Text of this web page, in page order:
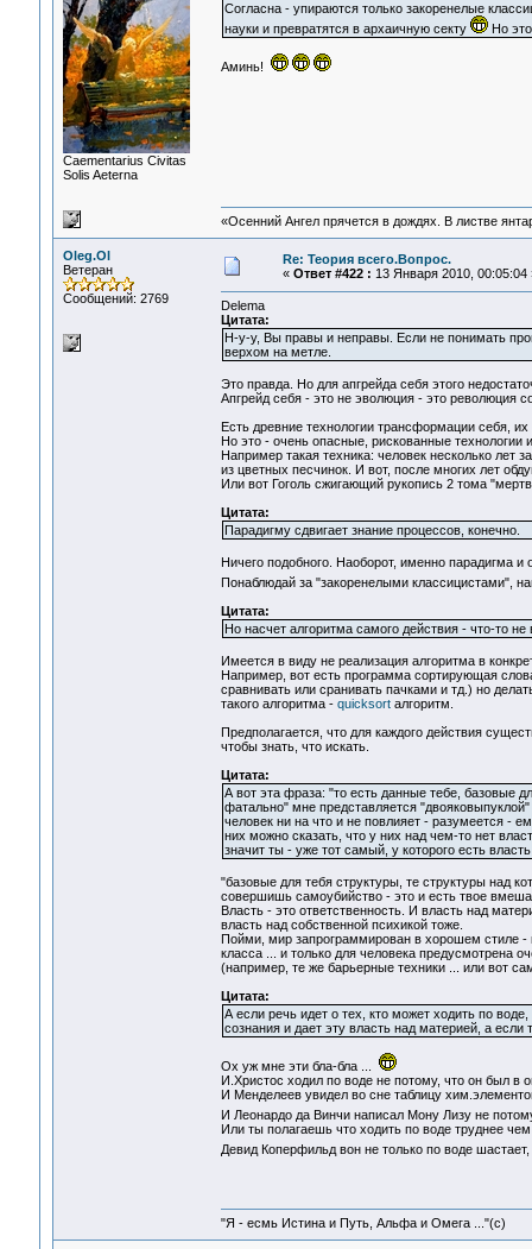
Сaementarius Civitas
Solis Aeterna
Согласна - упираются только закоренелые
науки и превратятся в архаичную секту
Но
Аминь!
«Осенний Ангел прячется в дождях. В листве
Oleg.Ol
Ветеран
Сообщений: 2769
Re: Теория всего.Вопрос.
« Ответ #422 : 13 Января 2010, 00:05:04
Delema
Цитата:
Н-у-у, Вы правы и неправы. Если не понимать
верхом на метле.
Это правда. Но для апгрейда себя этого
Апгрейд себя - это не эволюция - это революция
Есть древние технологии трансформации себя,
Но это - очень опасные, рискованные технологии
Например такая техника: человек несколько
из цветных песчинок. И вот, после многих лет
Или вот Гоголь сжигающий рукопись 2 тома
Цитата:
Парадигму сдвигает знание процессов, конечно.
Ничего подобного. Наоборот, именно парадигма и
Понаблюдай за "закоренелыми классицистами",
Цитата:
Но насчет алгоритма самого действия - что-то
Имеется в виду не реализация алгоритма в
Например, вот есть программа сортирующая
сравнивать или сранивать пачками и тд.) но
такого алгоритма - quicksortалгоритм.
Предполагается, что для каждого действия
чтобы знать, что искать.
Цитата:
А вот эта фраза: "то есть данные тебе, базовые
фатально" мне представляется
человек ни на что и не повлияет - разумеется -
них можно сказать, что у них над чем-то нет
значит ты - уже тот самый, у которого есть
"базовые для тебя структуры, те структуры над
совершишь самоубийство - это и есть твое
Власть - это ответственность. И власть над
власть над собственной психикой тоже.
Пойми, мир запрограммирован в хорошем стиле -
класса ... и только для человека предусмотрена
(например, те же барьерные техники ... или вот
Цитата:
А если речь идет о тех, кто может ходить по
сознания и дает эту власть над материей, а
Ох уж мне эти бла-бла ...
И.Христос ходил по воде не потому, что он был
И Менделеев увидел во сне таблицу
И Леонардо да Винчи написал Мону Лизу не
Или ты полагаешь что ходить по воде труднее
Девид Коперфильд вон не только по воде
"Я - есмь Истина и Путь, Альфа и Омега ..."(с)